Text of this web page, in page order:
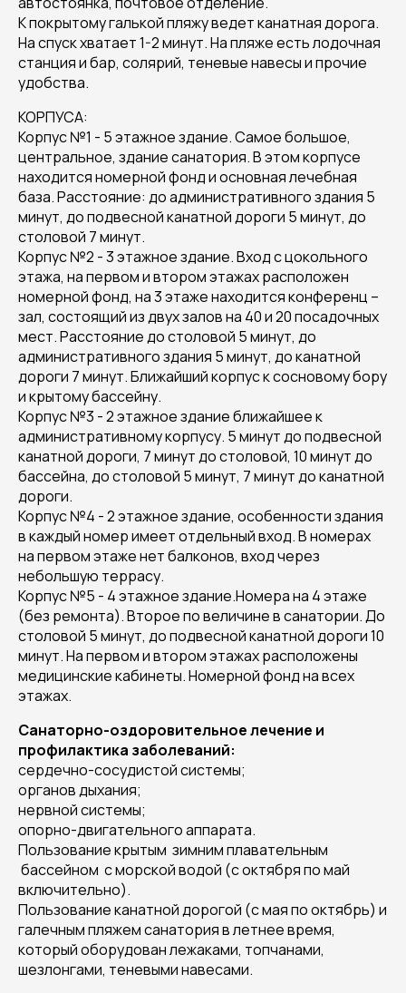
К покрытому галькой пляжу ведет канатная дорога.
На спуск хватает 1-2 минут. На пляже есть лодочная
станция и бар, солярий, теневые навесы и прочие
удобства.
КОРПУСА:
Корпус №1 - 5 этажное здание. Самое большое,
центральное, здание санатория. В этом корпусе
находится номерной фонд и основная лечебная
база. Расстояние: до административного здания 5
минут, до подвесной канатной дороги 5 минут, до
столовой 7 минут.
Корпус №2 - 3 этажное здание. Вход с цокольного
этажа, на первом и втором этажах расположен
номерной фонд, на 3 этаже находится конференц –
зал, состоящий из двух залов на 40 и 20 посадочных
мест. Расстояние до столовой 5 минут, до
административного здания 5 минут, до канатной
дороги 7 минут. Ближайший корпус к сосновому бору
и крытому бассейну.
Корпус №3 - 2 этажное здание ближайшее к
административному корпусу. 5 минут до подвесной
канатной дороги, 7 минут до столовой, 10 минут до
бассейна, до столовой 5 минут, 7 минут до канатной
дороги.
Корпус №4 - 2 этажное здание, особенности здания
в каждый номер имеет отдельный вход. В номерах
на первом этаже нет балконов, вход через
небольшую террасу.
Корпус №5 - 4 этажное здание.Номера на 4 этаже
(без ремонта). Второе по величине в санатории. До
столовой 5 минут, до подвесной канатной дороги 10
минут. На первом и втором этажах расположены
медицинские кабинеты. Номерной фонд на всех
этажах.
Санаторно-оздоровительное лечение и
профилактика заболеваний:
сердечно-сосудистой системы;
органов дыхания;
нервной системы;
опорно-двигательного аппарата.
Пользование крытым зимним плавательным
бассейном с морской водой (с октября по май
включительно).
Пользование канатной дорогой (с мая по октябрь) и
галечным пляжем санатория в летнее время,
который оборудован лежаками, топчанами,
шезлонгами, теневыми навесами.